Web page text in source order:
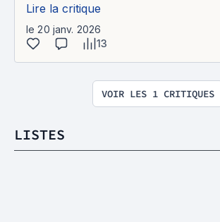
Lire la critique
le 20 janv. 2026
13
VOIR LES 1 CRITIQUES
LISTES